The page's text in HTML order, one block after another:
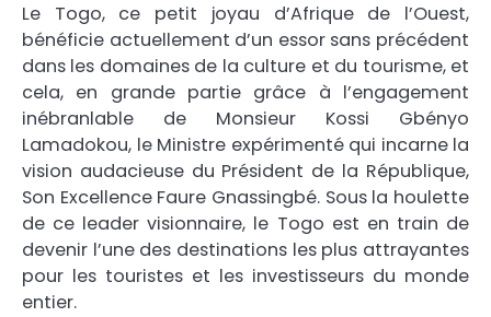
Le Togo, ce petit joyau d’Afrique de l’Ouest,
bénéficie actuellement d’un essor sans précédent
dans les domaines de la culture et du tourisme, et
cela, en grande partie grâce à l’engagement
inébranlable de Monsieur Kossi Gbényo
Lamadokou, le Ministre expérimenté qui incarne la
vision audacieuse du Président de la République,
Son Excellence Faure Gnassingbé. Sous la houlette
de ce leader visionnaire, le Togo est en train de
devenir l’une des destinations les plus attrayantes
pour les touristes et les investisseurs du monde
entier.